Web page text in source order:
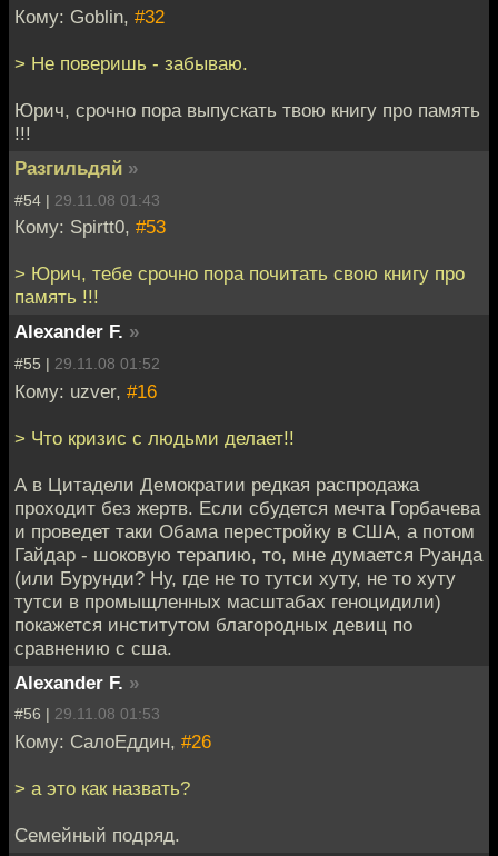
Кому: Goblin, #32
> Не поверишь - забываю.
Юрич, срочно пора выпускать твою книгу про память
!!!
Разгильдяй »
#54 | 29.11.08 01:43
Кому: Spirtt0, #53
> Юрич, тебе срочно пора почитать свою книгу про
память !!!
Alexander F. »
#55 | 29.11.08 01:52
Кому: uzver, #16
> Что кризис с людьми делает!!
А в Цитадели Демократии редкая распродажа
проходит без жертв. Если сбудется мечта Горбачева
и проведет таки Обама перестройку в США, а потом
Гайдар - шоковую терапию, то, мне думается Руанда
(или Бурунди? Ну, где не то тутси хуту, не то хуту
тутси в промыщленных масштабах геноцидили)
покажется институтом благородных девиц по
сравнению с сша.
Alexander F. »
#56 | 29.11.08 01:53
Кому: СалоЕддин, #26
> а это как назвать?
Семейный подряд.